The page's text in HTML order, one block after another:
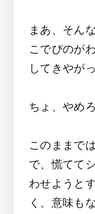
まあ、そん
こでぴのが
してきやがっ
ちょ、やめろ
このままで
で、慌てて
わせようと
く、意味も